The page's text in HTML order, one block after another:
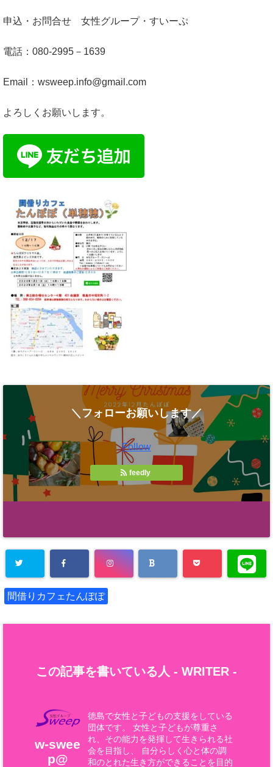
申込・お問合せ 女性グループ・すいーぷ
電話：080-2995－1639
Email：wsweep.info@gmail.com
よろしくお願いします。
＼フォローお願いします／
Follow
feedly
間借りカフェたんぽぽ
この記事を書いている人 - WRITER -
w-swee
p@
徳島で女性と子どもの支援をしている
団体です。 女性と子どもが尊重さ
れ、その能力を発揮して生きられる社
会を目指し、 自分らしく心と体の調
和のとれた生き方ができることを目的